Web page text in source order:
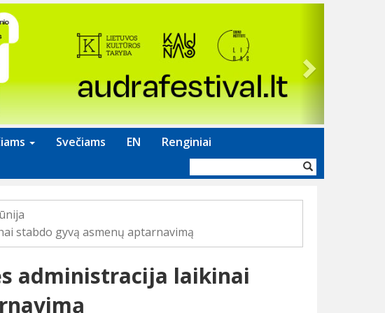
Svečiams EN Renginiai
forma
stabdo gyvą asmenų aptarnavimą
administracija laikinai